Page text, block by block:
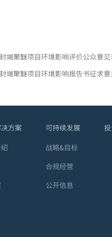
端聚醚项目环境影响评价公众意
端聚醚项目环境影响报告书征求
方案 可持续发展
战略&目标
合规经营
公开信息
投